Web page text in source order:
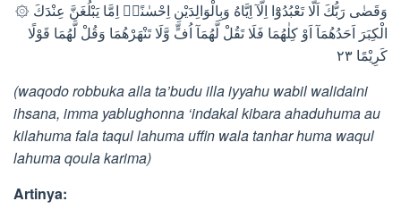
۞ وَقَضٰى رَبُّكَ اَلَّا تَعْبُدُوْٓا اِلَّآ اِيَّاهُ وَبِالْوَالِدَيْنِ اِحْسٰنًاۗ اِمَّا يَبْلُغَنَّ عِنْدَكَ
الْكِبَرَ اَحَدُهُمَآ اَوْ كِلٰهُمَا فَلَا تَقُلْ لَّهُمَآ اُفٍّ وَّلَا تَنْهَرْهُمَا وَقُلْ لَّهُمَا قَوْلًا
كَرِيْمًا ٢٣
(waqodo robbuka alla ta’budu illa iyyahu wabil walidaini
ihsana, imma yablughonna ‘indakal kibara ahaduhuma au
kilahuma fala taqul lahuma uffin wala tanhar huma waqul
lahuma qoula karima)
Artinya: